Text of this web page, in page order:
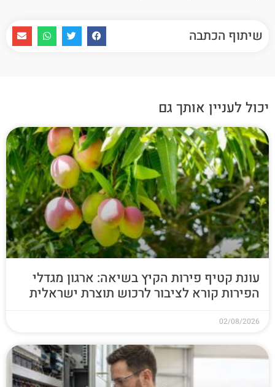
שיתוף הכתבה
יכול לעניין אותך גם
עונת קטיף פירות הקיץ בשיאה: ארגון מגדלי
הפירות קורא לציבור לרכוש תוצרת ישראלית
02/08/2026